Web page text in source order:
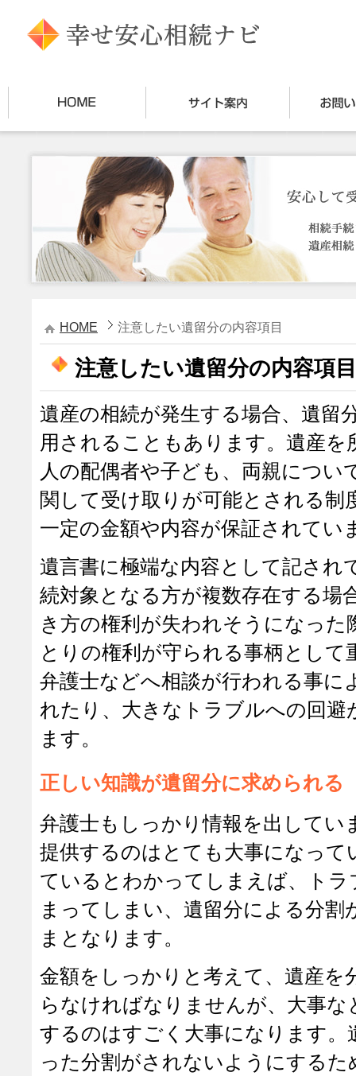
HOME 注意したい遺留分の内容項目
注意したい遺留分の内容項目
遺産の相続が発生する場合、遺留
用されることもあります。遺産を
人の配偶者や子ども、両親につい
関して受け取りが可能とされる制
一定の金額や内容が保証されてい
遺言書に極端な内容として記され
続対象となる方が複数存在する場
き方の権利が失われそうになった
とりの権利が守られる事柄として
弁護士などへ相談が行われる事に
れたり、大きなトラブルへの回
ます。
正しい知識が遺留分に求められる
弁護士もしっかり情報を出してい
提供するのはとても大事になって
ているとわかってしまえば、ト
まってしまい、遺留分による分
まとなります。
金額をしっかりと考えて、遺産を
らなければなりませんが、大事
するのはすごく大事になります。
った分割がされないようにするた